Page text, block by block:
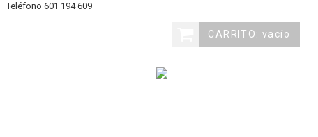
Teléfono 601 194 609
CARRITO: vacío